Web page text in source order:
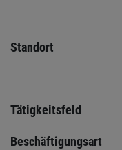
Standort
Tätigkeitsfeld
Beschäftigungsart